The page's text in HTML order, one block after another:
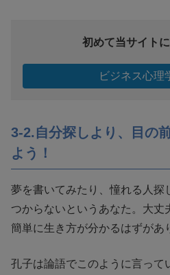
初めて当サイト
ビジネス心理
3-2.自分探しより、目の
よう！
夢を書いてみたり、憧れる人探
つからないというあなた。大丈
簡単に生き方が分かるはずがあ
孔子は論語でこのように言って